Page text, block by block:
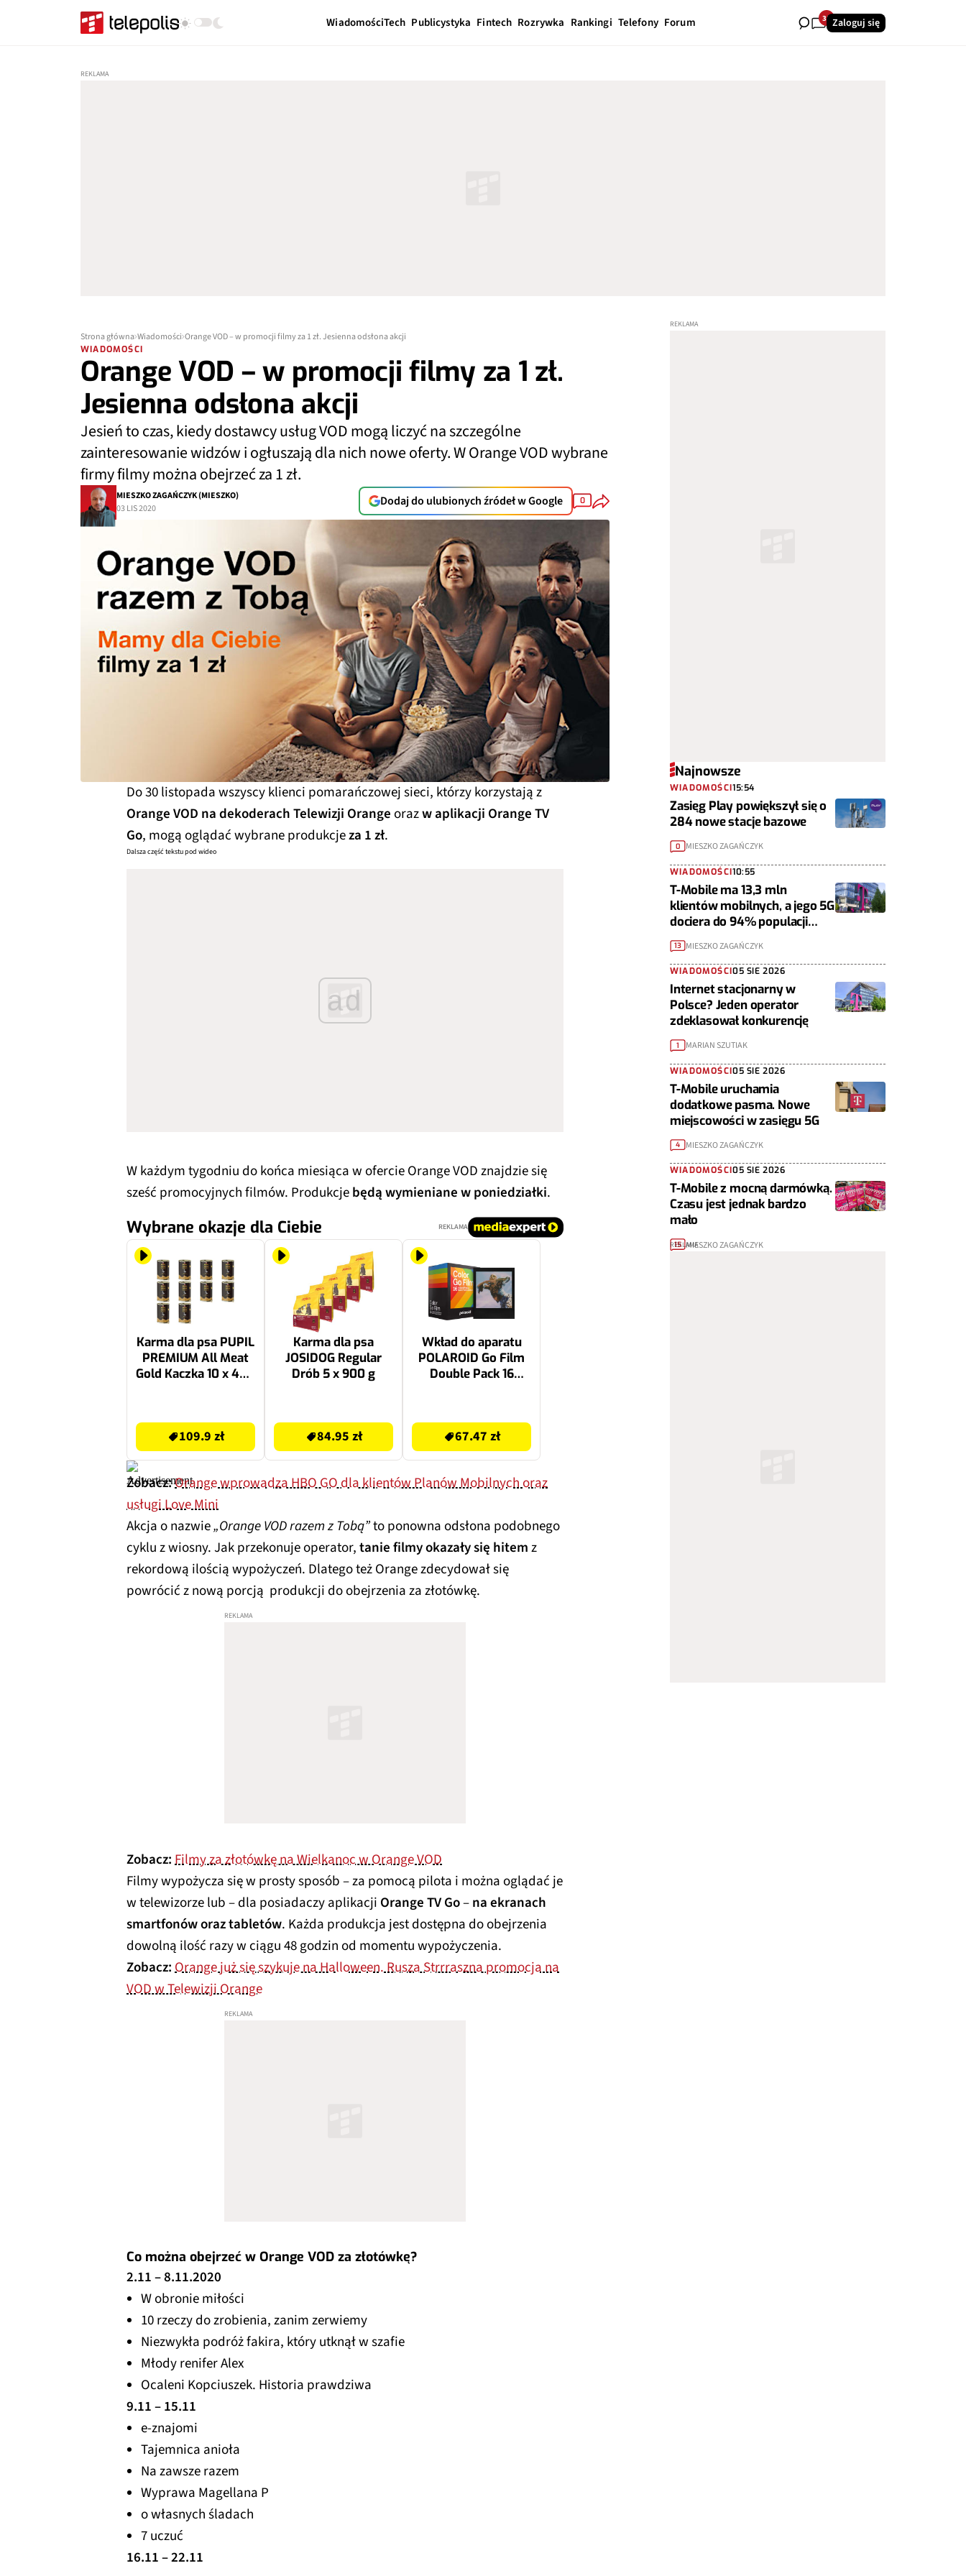
WiadomościTech Publicystyka Fintech Rozrywka Rankingi Telefony Forum 38Zaloguj się
Strona główna Wiadomości Orange VOD – w promocji filmy za 1 zł. Jesienna odsłona akcji
WIADOMOŚCI
Orange VOD – w promocji filmy za 1 zł.
Jesienna odsłona akcji
Jesień to czas, kiedy dostawcy usług VOD mogą liczyć na szczególne
zainteresowanie widzów i ogłuszają dla nich nowe oferty. W Orange VOD wybrane
firmy filmy można obejrzeć za 1 zł.
MIESZKO ZAGAŃCZYK (MIESZKO)
03 LIS 2020
Dodaj do ulubionych źródeł w Google 0
Do 30 listopada wszyscy klienci pomarańczowej sieci, którzy korzystają z
Orange VOD na dekoderach Telewizji Orangeorazw aplikacji Orange TV
Go, mogą oglądać wybrane produkcjeza 1 zł.
Dalsza część tekstu pod wideo
ad
W każdym tygodniu do końca miesiąca w ofercie Orange VOD znajdzie się
sześć promocyjnych filmów. Produkcjebędą wymieniane w poniedziałki.
Wybrane okazje dla Ciebie REKLAMA
Karma dla psa PUPIL
PREMIUM All Meat
Gold Kaczka 10 x 400
109.9 zł
Karma dla psa
JOSIDOG Regular
Drób 5 x 900 g
84.95 zł
Wkład do aparatu
POLAROID Go Film
Double Pack 16
67.47 zł
Zobacz:Orange wprowadza HBO GO dla klientów Planów Mobilnych oraz
usługi Love Mini
Akcja o nazwie„Orange VOD razem z Tobą”to ponowna odsłona podobnego
cyklu z wiosny. Jak przekonuje operator,tanie filmy okazały się hitemz
rekordową ilością wypożyczeń. Dlatego też Orange zdecydował się
powrócić z nową porcją produkcji do obejrzenia za złotówkę.
Zobacz:Filmy za złotówkę na Wielkanoc w Orange VOD
Filmy wypożycza się w prosty sposób – za pomocą pilota i można oglądać je
w telewizorze lub – dla posiadaczy aplikacji Orange TV Go–na ekranach
smartfonów oraz tabletów. Każda produkcja jest dostępna do obejrzenia
dowolną ilość razy w ciągu 48 godzin od momentu wypożyczenia.
Zobacz:Orange już się szykuje na Halloween. Rusza Strrraszna promocja na
VOD w Telewizji Orange
Co można obejrzeć w Orange VOD za złotówkę?
2.11 – 8.11.2020
W obronie miłości
10 rzeczy do zrobienia, zanim zerwiemy
Niezwykła podróż fakira, który utknął w szafie
Młody renifer Alex
Ocaleni Kopciuszek. Historia prawdziwa
9.11 – 15.11
e-znajomi
Tajemnica anioła
Na zawsze razem
Wyprawa Magellana P
o własnych śladach
7 uczuć
16.11 – 22.11
Najnowsze
WIADOMOŚCI15:54
Zasięg Play powiększył się o
284 nowe stacje bazowe
0 MIESZKO ZAGAŃCZYK
WIADOMOŚCI10:55
T-Mobile ma 13,3 mln
klientów mobilnych, a jego 5G
dociera do 94% populacji
Polski
13 MIESZKO ZAGAŃCZYK
WIADOMOŚCI05 SIE 2026
Internet stacjonarny w
Polsce? Jeden operator
zdeklasował konkurencję
1 MARIAN SZUTIAK
WIADOMOŚCI05 SIE 2026
T-Mobile uruchamia
dodatkowe pasma. Nowe
miejscowości w zasięgu 5G
4 MIESZKO ZAGAŃCZYK
WIADOMOŚCI05 SIE 2026
T-Mobile z mocną darmówką.
Czasu jest jednak bardzo
mało
15 MIESZKO ZAGAŃCZYK